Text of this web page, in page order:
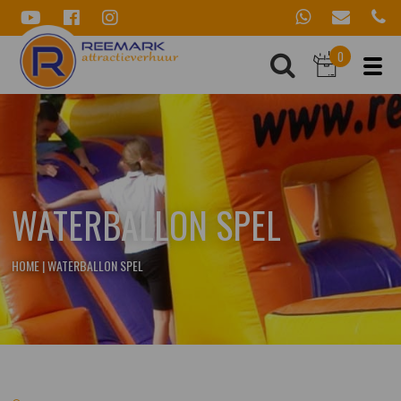
0
WATERBALLON SPEL
HOME|WATERBALLON SPEL